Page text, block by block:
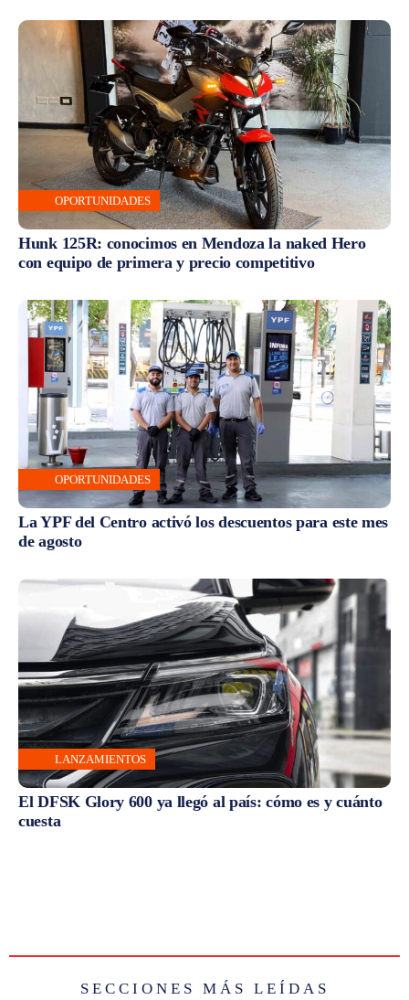
OPORTUNIDADES
Hunk 125R: conocimos en Mendoza la naked Hero
con equipo de primera y precio competitivo
OPORTUNIDADES
La YPF del Centro activó los descuentos para este mes
de agosto
LANZAMIENTOS
El DFSK Glory 600 ya llegó al país: cómo es y cuánto
cuesta
SECCIONES MÁS LEÍDAS